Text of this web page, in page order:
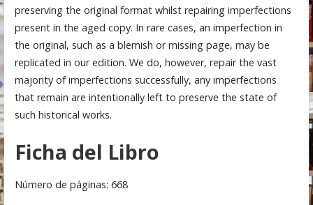
preserving the original format whilst repairing imperfections
present in the aged copy. In rare cases, an imperfection in
the original, such as a blemish or missing page, may be
replicated in our edition. We do, however, repair the vast
majority of imperfections successfully, any imperfections
that remain are intentionally left to preserve the state of
such historical works.
Ficha del Libro
Número de páginas: 668